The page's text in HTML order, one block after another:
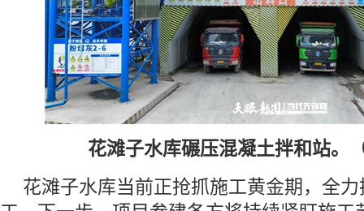
花滩子水库碾压混凝土拌和站。
花滩子水库当前正抢抓施工黄金期，全